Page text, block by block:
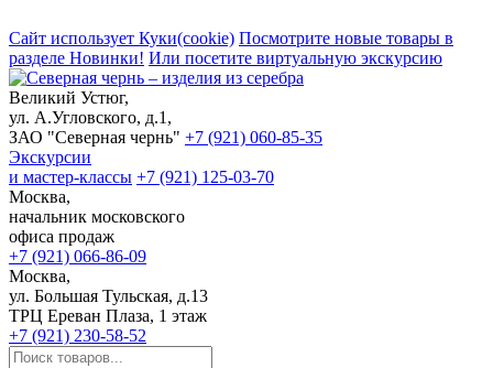
Сайт использует Куки(cookie) Посмотрите новые товары в
разделе Новинки! Или посетите виртуальную экскурсию
Великий Устюг,
ул. А.Угловского, д.1,
ЗАО "Северная чернь" +7 (921) 060-85-35
Экскурсии
и мастер-классы +7 (921) 125-03-70
Москва,
начальник московского
офиса продаж
+7 (921) 066-86-09
Москва,
ул. Большая Тульская, д.13
ТРЦ Ереван Плаза, 1 этаж
+7 (921) 230-58-52